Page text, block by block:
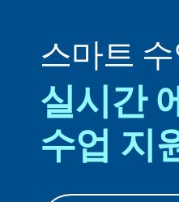
스마트
실시간
수업 지